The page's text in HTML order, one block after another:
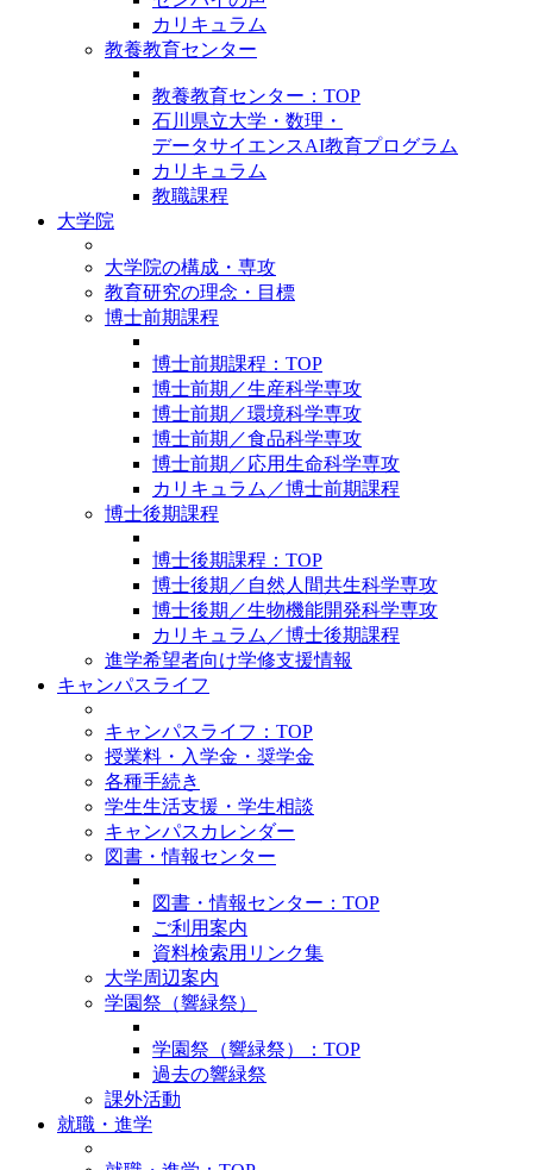
カリキュラム
教養教育センター
教養教育センター：TOP
石川県立大学・数理・
データサイエンスAI教育プログラム
カリキュラム
教職課程
大学院
大学院の構成・専攻
教育研究の理念・目標
博士前期課程
博士前期課程：TOP
博士前期／生産科学専攻
博士前期／環境科学専攻
博士前期／食品科学専攻
博士前期／応用生命科学専攻
カリキュラム／博士前期課程
博士後期課程
博士後期課程：TOP
博士後期／自然人間共生科学専攻
博士後期／生物機能開発科学専攻
カリキュラム／博士後期課程
進学希望者向け学修支援情報
キャンパスライフ
キャンパスライフ：TOP
授業料・入学金・奨学金
各種手続き
学生生活支援・学生相談
キャンパスカレンダー
図書・情報センター
図書・情報センター：TOP
ご利用案内
資料検索用リンク集
大学周辺案内
学園祭（響緑祭）
学園祭（響緑祭）：TOP
過去の響緑祭
課外活動
就職・進学